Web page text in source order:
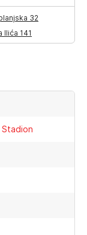
32
141
Stadion